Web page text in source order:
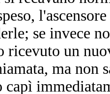
se invece
ricevuto un
ma non
capì